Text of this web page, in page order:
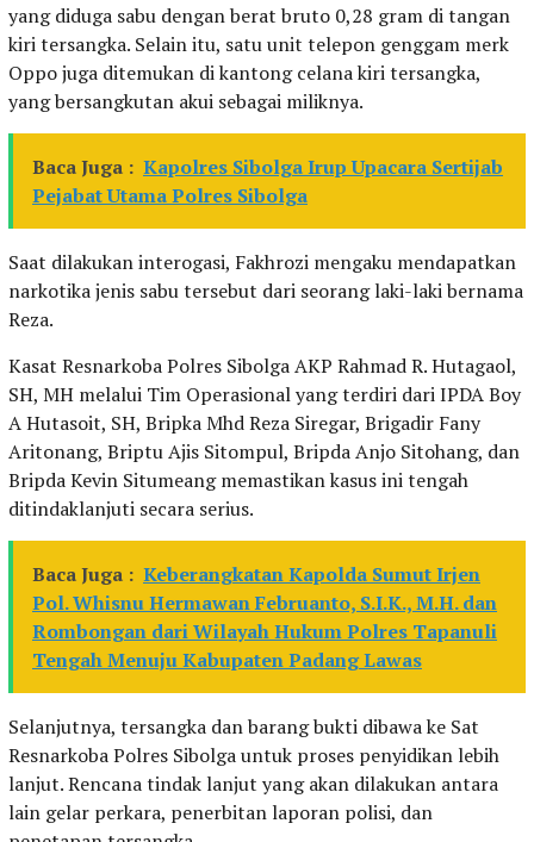
yang diduga sabu dengan berat bruto 0,28 gram di tangan
kiri tersangka. Selain itu, satu unit telepon genggam merk
Oppo juga ditemukan di kantong celana kiri tersangka,
yang bersangkutan akui sebagai miliknya.
Baca Juga : Kapolres Sibolga Irup Upacara Sertijab
Pejabat Utama Polres Sibolga
Saat dilakukan interogasi, Fakhrozi mengaku mendapatkan
narkotika jenis sabu tersebut dari seorang laki-laki bernama
Reza.
Kasat Resnarkoba Polres Sibolga AKP Rahmad R. Hutagaol,
SH, MH melalui Tim Operasional yang terdiri dari IPDA Boy
A Hutasoit, SH, Bripka Mhd Reza Siregar, Brigadir Fany
Aritonang, Briptu Ajis Sitompul, Bripda Anjo Sitohang, dan
Bripda Kevin Situmeang memastikan kasus ini tengah
ditindaklanjuti secara serius.
Baca Juga : Keberangkatan Kapolda Sumut Irjen
Pol. Whisnu Hermawan Februanto, S.I.K., M.H. dan
Rombongan dari Wilayah Hukum Polres Tapanuli
Tengah Menuju Kabupaten Padang Lawas
Selanjutnya, tersangka dan barang bukti dibawa ke Sat
Resnarkoba Polres Sibolga untuk proses penyidikan lebih
lanjut. Rencana tindak lanjut yang akan dilakukan antara
lain gelar perkara, penerbitan laporan polisi, dan